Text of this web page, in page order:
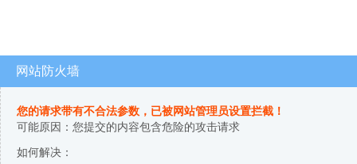
网站防火墙
您的请求带有不合法参数，已被网站管理员设置拦截！
可能原因：您提交的内容包含危险的攻击请求
如何解决：